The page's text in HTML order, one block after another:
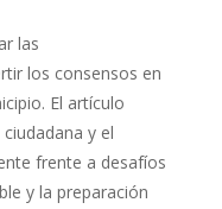
las
los consensos en
El artículo
y el
frente a desafíos
y la preparación